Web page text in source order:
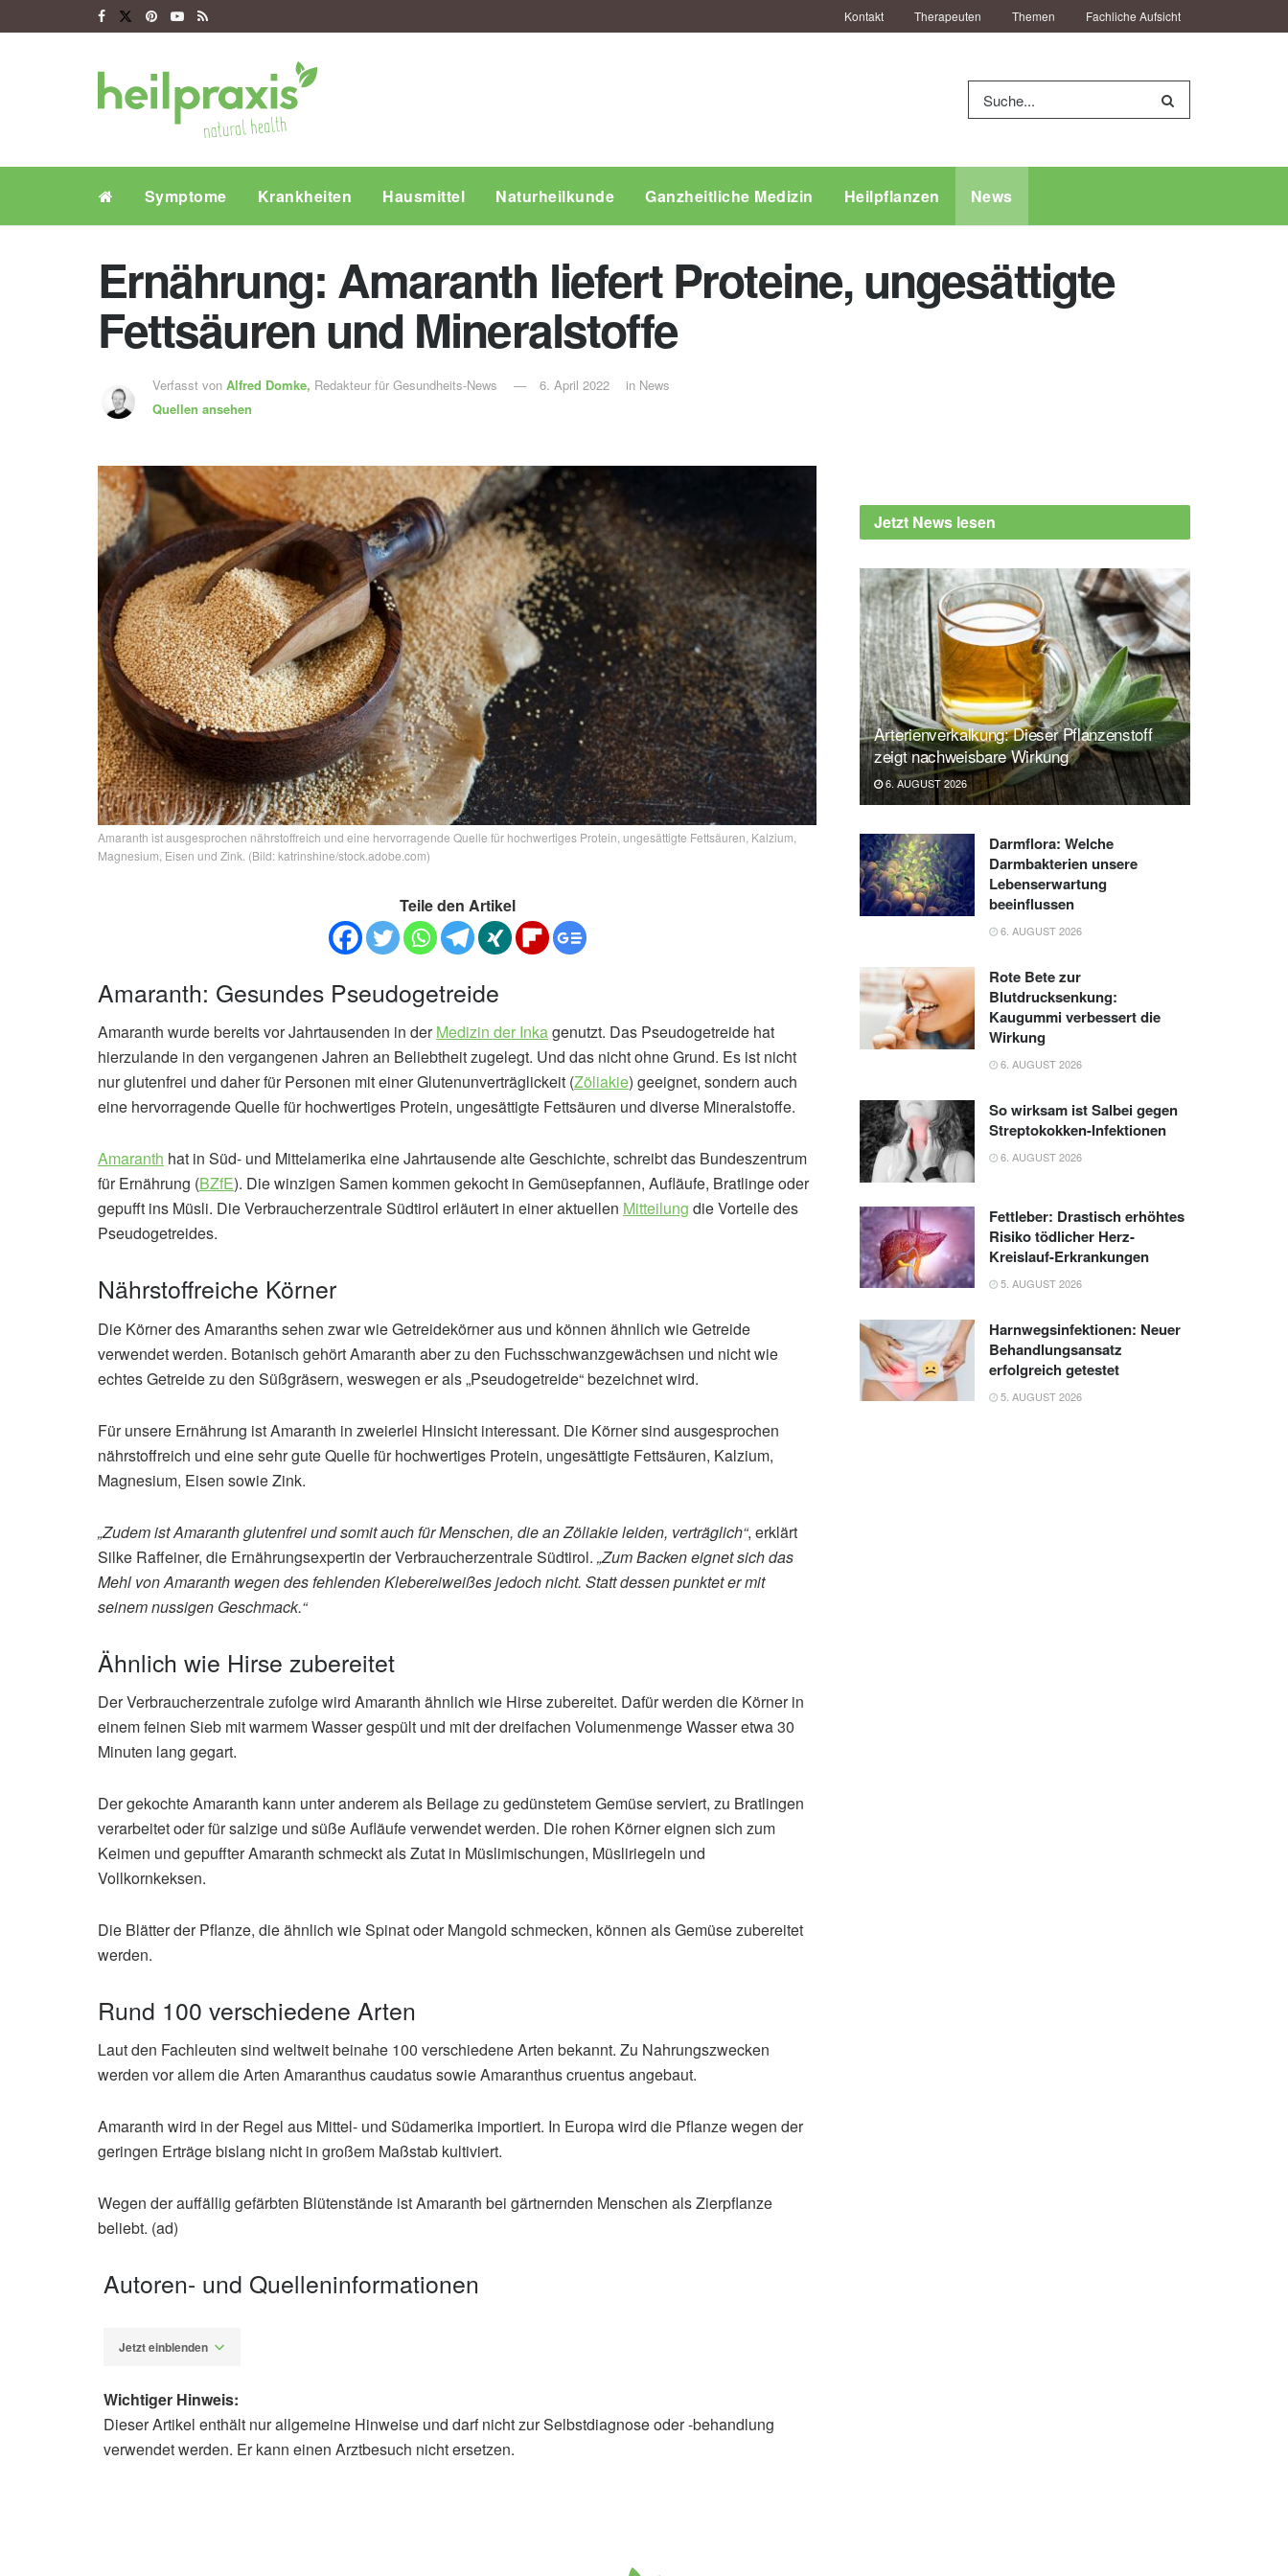
Kontakt Therapeuten Themen Fachliche Aufsicht
Symptome Krankheiten Hausmittel Naturheilkunde Ganzheitliche Medizin Heilpflanzen News
Ernährung: Amaranth liefert Proteine, ungesättigte
Fettsäuren und Mineralstoffe
Verfasst von Alfred Domke, Redakteur für Gesundheits-News
Quellen ansehen
6. April 2022 in News
Amaranth ist ausgesprochen nährstoffreich und eine hervorragende Quelle für hochwertiges Protein, ungesättigte Fettsäuren, Kalzium,
Magnesium, Eisen und Zink. (Bild: katrinshine/stock.adobe.com)
Teile den Artikel
Amaranth: Gesundes Pseudogetreide
Amaranth wurde bereits vor Jahrtausenden in derMedizin der Inkagenutzt. Das Pseudogetreide hat
hierzulande in den vergangenen Jahren an Beliebtheit zugelegt. Und das nicht ohne Grund. Es ist nicht
nur glutenfrei und daher für Personen mit einer Glutenunverträglickeit (Zöliakie) geeignet, sondern auch
eine hervorragende Quelle für hochwertiges Protein, ungesättigte Fettsäuren und diverse Mineralstoffe.
Amaranth hat in Süd- und Mittelamerika eine Jahrtausende alte Geschichte, schreibt das Bundeszentrum
für Ernährung (BZfE). Die winzigen Samen kommen gekocht in Gemüsepfannen, Aufläufe, Bratlinge oder
gepufft ins Müsli. Die Verbraucherzentrale Südtirol erläutert in einer aktuellen Mitteilung die Vorteile des
Pseudogetreides.
Nährstoffreiche Körner
Die Körner des Amaranths sehen zwar wie Getreidekörner aus und können ähnlich wie Getreide
verwendet werden. Botanisch gehört Amaranth aber zu den Fuchsschwanzgewächsen und nicht wie
echtes Getreide zu den Süßgräsern, weswegen er als „Pseudogetreide“ bezeichnet wird.
Für unsere Ernährung ist Amaranth in zweierlei Hinsicht interessant. Die Körner sind ausgesprochen
nährstoffreich und eine sehr gute Quelle für hochwertiges Protein, ungesättigte Fettsäuren, Kalzium,
Magnesium, Eisen sowie Zink.
„Zudem ist Amaranth glutenfrei und somit auch für Menschen, die an Zöliakie leiden, verträglich“, erklärt
Silke Raffeiner, die Ernährungsexpertin der Verbraucherzentrale Südtirol. „Zum Backen eignet sich das
Mehl von Amaranth wegen des fehlenden Klebereiweißes jedoch nicht. Statt dessen punktet er mit
seinem nussigen Geschmack.“
Ähnlich wie Hirse zubereitet
Der Verbraucherzentrale zufolge wird Amaranth ähnlich wie Hirse zubereitet. Dafür werden die Körner in
einem feinen Sieb mit warmem Wasser gespült und mit der dreifachen Volumenmenge Wasser etwa 30
Minuten lang gegart.
Der gekochte Amaranth kann unter anderem als Beilage zu gedünstetem Gemüse serviert, zu Bratlingen
verarbeitet oder für salzige und süße Aufläufe verwendet werden. Die rohen Körner eignen sich zum
Keimen und gepuffter Amaranth schmeckt als Zutat in Müslimischungen, Müsliriegeln und
Vollkornkeksen.
Die Blätter der Pflanze, die ähnlich wie Spinat oder Mangold schmecken, können als Gemüse zubereitet
werden.
Rund 100 verschiedene Arten
Laut den Fachleuten sind weltweit beinahe 100 verschiedene Arten bekannt. Zu Nahrungszwecken
werden vor allem die Arten Amaranthus caudatus sowie Amaranthus cruentus angebaut.
Amaranth wird in der Regel aus Mittel- und Südamerika importiert. In Europa wird die Pflanze wegen der
geringen Erträge bislang nicht in großem Maßstab kultiviert.
Wegen der auffällig gefärbten Blütenstände ist Amaranth bei gärtnernden Menschen als Zierpflanze
beliebt. (ad)
Autoren- und Quelleninformationen
Jetzt einblenden
Alfred Domke
Wichtiger Hinweis:
Dieser Artikel enthält nur allgemeine Hinweise und darf nicht zur Selbstdiagnose oder -behandlung
verwendet werden. Er kann einen Arztbesuch nicht ersetzen.
Jetzt News lesen
Arterienverkalkung: Dieser Pflanzenstoff
zeigt nachweisbare Wirkung
6. AUGUST 2026
Darmflora: Welche
Darmbakterien unsere
Lebenserwartung
beeinflussen
6. AUGUST 2026
Rote Bete zur
Blutdrucksenkung:
Kaugummi verbessert die
Wirkung
6. AUGUST 2026
So wirksam ist Salbei gegen
Streptokokken-Infektionen
6. AUGUST 2026
Fettleber: Drastisch erhöhtes
Risiko tödlicher Herz-
Kreislauf-Erkrankungen
5. AUGUST 2026
Harnwegsinfektionen: Neuer
Behandlungsansatz
erfolgreich getestet
5. AUGUST 2026